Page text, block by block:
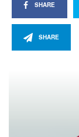
SHARE
SHARE